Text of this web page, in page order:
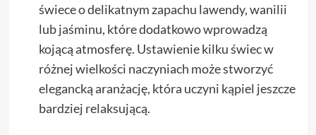
świece o delikatnym zapachu lawendy, wanilii
lub jaśminu, które dodatkowo wprowadzą
kojącą atmosferę. Ustawienie kilku świec w
różnej wielkości naczyniach może stworzyć
elegancką aranżację, która uczyni kąpiel jeszcze
bardziej relaksującą.